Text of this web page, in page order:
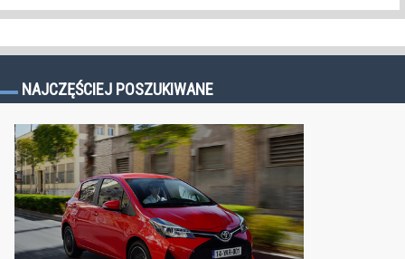
NAJCZĘŚCIEJ POSZUKIWANE